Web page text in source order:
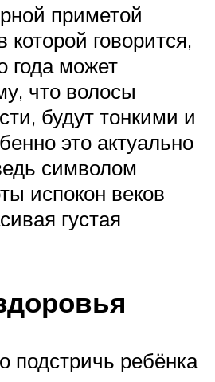
приметой
которой говорится,
года может
что волосы
будут тонкими и
это актуально
символом
испокон веков
густая
подстричь ребёнка